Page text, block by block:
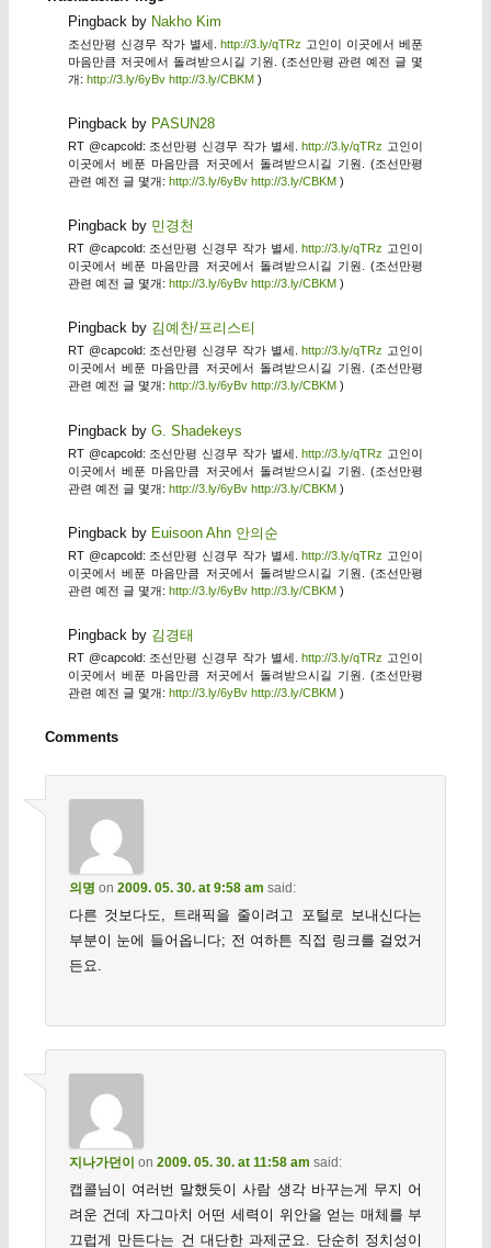
Pingback by Nakho Kim
조선만평 신경무 작가 별세.http://3.ly/qTRz 고인이 이곳에서 베푼
마음만큼 저곳에서 돌려받으시길 기원. (조선만평 관련 예전 글 몇
개: http://3.ly/6yBv http://3.ly/CBKM)
Pingback by PASUN28
RT @capcold: 조선만평 신경무 작가 별세.http://3.ly/qTRz 고인이
이곳에서 베푼 마음만큼 저곳에서 돌려받으시길 기원. (조선만평
관련 예전 글 몇개: http://3.ly/6yBv http://3.ly/CBKM)
Pingback by 민경천
RT @capcold: 조선만평 신경무 작가 별세.http://3.ly/qTRz 고인이
이곳에서 베푼 마음만큼 저곳에서 돌려받으시길 기원. (조선만평
관련 예전 글 몇개: http://3.ly/6yBv http://3.ly/CBKM)
Pingback by 김예찬/프리스티
RT @capcold: 조선만평 신경무 작가 별세. http://3.ly/qTRz 고인이
이곳에서 베푼 마음만큼 저곳에서 돌려받으시길 기원. (조선만평
관련 예전 글 몇개: http://3.ly/6yBv http://3.ly/CBKM )
Pingback by G. Shadekeys
RT @capcold: 조선만평 신경무 작가 별세.http://3.ly/qTRz 고인이
이곳에서 베푼 마음만큼 저곳에서 돌려받으시길 기원. (조선만평
관련 예전 글 몇개: http://3.ly/6yBv http://3.ly/CBKM)
Pingback by Euisoon Ahn 안의순
RT @capcold: 조선만평 신경무 작가 별세.http://3.ly/qTRz 고인이
이곳에서 베푼 마음만큼 저곳에서 돌려받으시길 기원. (조선만평
관련 예전 글 몇개: http://3.ly/6yBv http://3.ly/CBKM)
Pingback by 김경태
RT @capcold: 조선만평 신경무 작가 별세.http://3.ly/qTRz 고인이
이곳에서 베푼 마음만큼 저곳에서 돌려받으시길 기원. (조선만평
관련 예전 글 몇개: http://3.ly/6yBv http://3.ly/CBKM)
Comments
의명 on 2009. 05. 30. at 9:58 am said:
다른 것보다도, 트래픽을 줄이려고 포털로 보내신다는
부분이 눈에 들어옵니다; 전 여하튼 직접 링크를 걸었거
든요.
지나가던이 on 2009. 05. 30. at 11:58 am said:
캡콜님이 여러번 말했듯이 사람 생각 바꾸는게 무지 어
려운 건데 자그마치 어떤 세력이 위안을 얻는 매체를 부
끄럽게 만든다는 건 대단한 과제군요. 단순히 정치성이